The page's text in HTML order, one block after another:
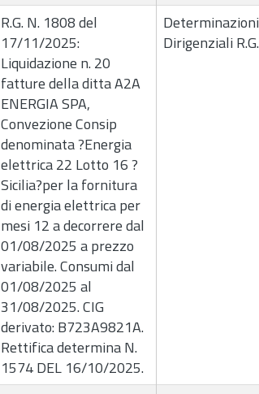
R.G. N. 1808 del
17/11/2025:
Liquidazione n. 20
fatture della ditta A2A
ENERGIA SPA,
Convezione Consip
denominata ?Energia
elettrica 22 Lotto 16 ?
Sicilia?per la fornitura
di energia elettrica per
mesi 12 a decorrere dal
01/08/2025 a prezzo
variabile. Consumi dal
01/08/2025 al
31/08/2025. CIG
derivato: B723A9821A.
Rettifica determina N.
1574 DEL 16/10/2025.
Determinazioni
Dirigenziali R.G.